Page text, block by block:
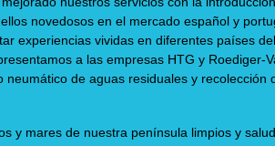
novedosos en el mercado español y
experiencias vividas en diferentes países
a las empresas HTG y Roediger-
neumático de aguas residuales y recolección
y mares de nuestra península limpios y